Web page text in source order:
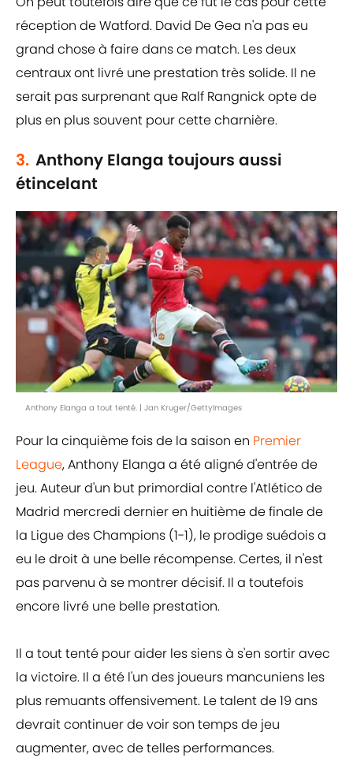
réception de Watford. David De Gea n'a pas eu
grand chose à faire dans ce match. Les deux
centraux ont livré une prestation très solide. Il ne
serait pas surprenant que Ralf Rangnick opte de
plus en plus souvent pour cette charnière.
3. Anthony Elanga toujours aussi
étincelant
Anthony Elanga a tout tenté. | Jan Kruger/GettyImages
Pour la cinquième fois de la saison en Premier
League, Anthony Elanga a été aligné d'entrée de
jeu. Auteur d'un but primordial contre l'Atlético de
Madrid mercredi dernier en huitième de finale de
la Ligue des Champions (1-1), le prodige suédois a
eu le droit à une belle récompense. Certes, il n'est
pas parvenu à se montrer décisif. Il a toutefois
encore livré une belle prestation.
Il a tout tenté pour aider les siens à s'en sortir avec
la victoire. Il a été l'un des joueurs mancuniens les
plus remuants offensivement. Le talent de 19 ans
devrait continuer de voir son temps de jeu
augmenter, avec de telles performances.